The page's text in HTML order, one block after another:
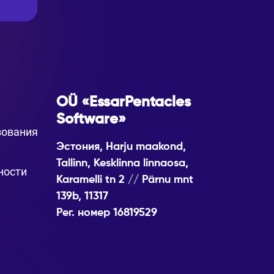
OÜ «EssarPentacles
Software»
Эстония, Harju maakond,
Tallinn, Kesklinna linnaosa,
Karamelli tn 2 // Pärnu mnt
139b, 11317
Рег. номер 16819529